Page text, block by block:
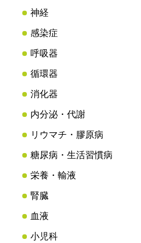
神経
感染症
呼吸器
循環器
消化器
内分泌・代謝
リウマチ・膠原病
糖尿病・生活習慣病
栄養・輸液
腎臓
血液
小児科